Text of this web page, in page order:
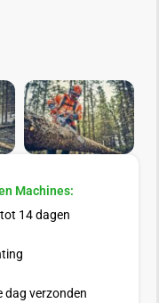
Machines:
14 dagen
dag verzonden